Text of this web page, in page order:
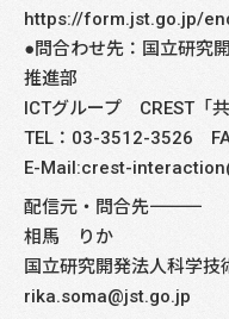
https://form.jst.go.jp/
●問合わせ先：国立研究
推進部
ICTグループ CREST「
TEL：03-3512-3526
E-Mail:crest-
配信元・問合先――――――――――――――――――――――――――――
相馬 りか
国立研究開発法人科学技
rika.soma@jst.go.jp